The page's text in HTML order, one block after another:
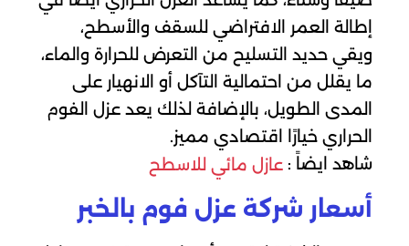
إطالة العمر الافتراضي للسقف والأسطح،
ويقي حديد التسليح من التعرض للحرارة والماء،
ما يقلل من احتمالية التآكل أو الانهيار على
المدى الطويل، بالإضافة لذلك يعد عزل الفوم
الحراري خيارًا اقتصادي مميز.
شاهد ايضاً : عازل مائي للاسطح
أسعار شركة عزل فوم بالخبر